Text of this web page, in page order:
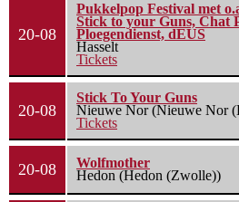
20-08
Pukkelpop Festival met
Stick to your Guns, Chat
Ploegendienst, dEUS
Hasselt
Tickets
20-08
Stick To Your Guns
Nieuwe Nor (Nieuwe Nor
Tickets
20-08
Wolfmother
Hedon (Hedon (Zwolle))